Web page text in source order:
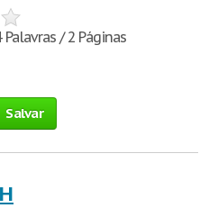
/ 2 Páginas
Salvar